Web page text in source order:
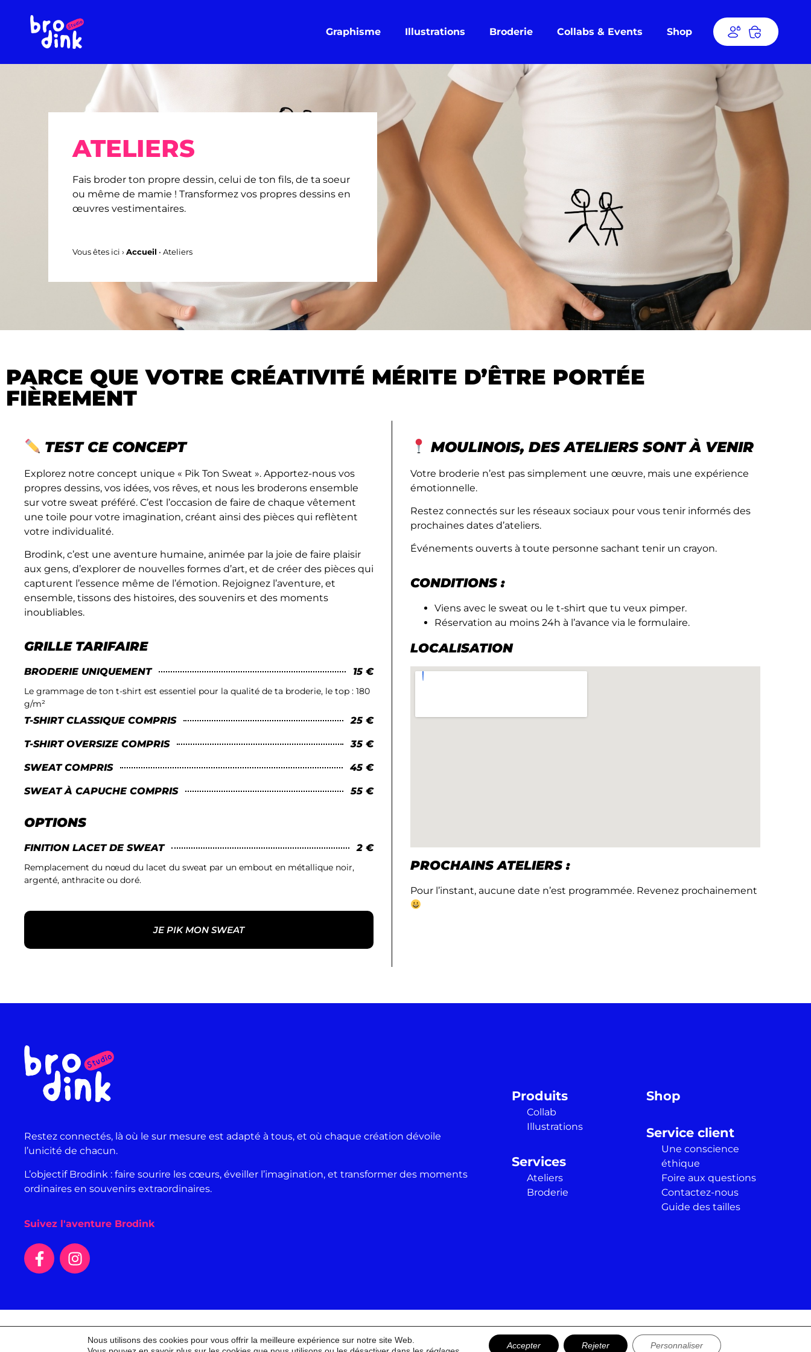
Graphisme Illustrations Broderie Collabs & Events Shop
ATELIERS
Fais broder ton propre dessin, celui de ton fils, de ta soeur
ou même de mamie ! Transformez vos propres dessins en
œuvres vestimentaires.
Vous êtes ici › Accueil • Ateliers
PARCE QUE VOTRE CRÉATIVITÉ MÉRITE D’ÊTRE PORTÉE
FIÈREMENT
TEST CE CONCEPT
Explorez notre concept unique « Pik Ton Sweat ». Apportez-nous vos
propres dessins, vos idées, vos rêves, et nous les broderons ensemble
sur votre sweat préféré. C’est l’occasion de faire de chaque vêtement
une toile pour votre imagination, créant ainsi des pièces qui reflètent
votre individualité.
Brodink, c’est une aventure humaine, animée par la joie de faire plaisir
aux gens, d’explorer de nouvelles formes d’art, et de créer des pièces qui
capturent l’essence même de l’émotion. Rejoignez l’aventure, et
ensemble, tissons des histoires, des souvenirs et des moments
inoubliables.
GRILLE TARIFAIRE
BRODERIE UNIQUEMENT 15 €
Le grammage de ton t-shirt est essentiel pour la qualité de ta broderie, le top : 180
g/m²
T-SHIRT CLASSIQUE COMPRIS 25 €
T-SHIRT OVERSIZE COMPRIS 35 €
SWEAT COMPRIS 45 €
SWEAT À CAPUCHE COMPRIS 55 €
OPTIONS
FINITION LACET DE SWEAT 2 €
Remplacement du nœud du lacet du sweat par un embout en métallique noir,
argenté, anthracite ou doré.
JE PIK MON SWEAT
MOULINOIS, DES ATELIERS SONT À VENIR
Votre broderie n’est pas simplement une œuvre, mais une expérience
émotionnelle.
Restez connectés sur les réseaux sociaux pour vous tenir informés des
prochaines dates d’ateliers.
Événements ouverts à toute personne sachant tenir un crayon.
CONDITIONS :
Viens avec le sweat ou le t-shirt que tu veux pimper.
Réservation au moins 24h à l’avance via le formulaire.
LOCALISATION
PROCHAINS ATELIERS :
Pour l’instant, aucune date n’est programmée. Revenez prochainement
Restez connectés, là où le sur mesure est adapté à tous, et où chaque création dévoile
l’unicité de chacun.
L’objectif Brodink : faire sourire les cœurs, éveiller l’imagination, et transformer des moments
ordinaires en souvenirs extraordinaires.
Suivez l'aventure Brodink
Produits
Collab
Illustrations
Services
Ateliers
Broderie
Shop
Service client
Une conscience
éthique
Foire aux questions
Contactez-nous
Guide des tailles
Contactez-nous Conditions générales Mentions légales Partenaires Réalisation
Nous utilisons des cookies pour vous offrir la meilleure expérience sur notre site Web.
Accepter Rejeter Personnaliser